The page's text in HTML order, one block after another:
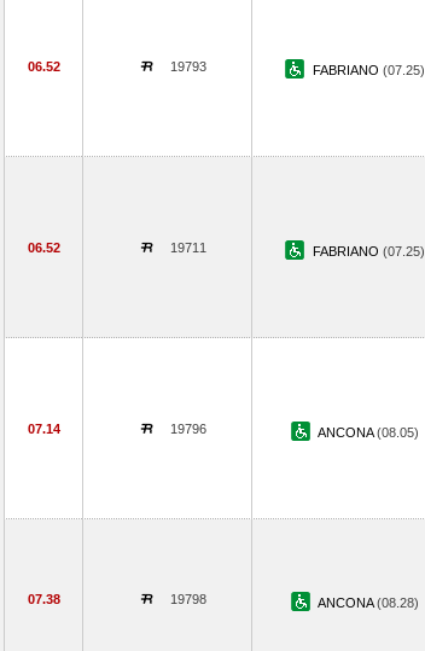
06.52 19793 FABRIANO (07.25)
06.52 19711 FABRIANO (07.25)
07.14 19796 ANCONA(08.05)
07.38 19798 ANCONA(08.28)